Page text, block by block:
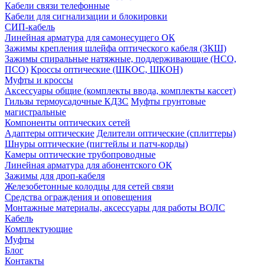
Кабели связи телефонные
Кабели для сигнализации и блокировки
СИП-кабель
Линейная арматура для самонесущего ОК
Зажимы крепления шлейфа оптического кабеля (ЗКШ)
Зажимы спиральные натяжные, поддерживающие (НСО,
ПСО) Кроссы оптические (ШКОС, ШКОН)
Муфты и кроссы
Аксессуары общие (комплекты ввода, комплекты кассет)
Гильзы термоусадочные КДЗС Муфты грунтовые
магистральные
Компоненты оптических сетей
Адаптеры оптические Делители оптические (сплиттеры)
Шнуры оптические (пигтейлы и патч-корды)
Камеры оптические трубопроводные
Линейная арматура для абонентского ОК
Зажимы для дроп-кабеля
Железобетонные колодцы для сетей связи
Средства ограждения и оповещения
Монтажные материалы, аксессуары для работы ВОЛС
Кабель
Комплектующие
Муфты
Блог
Контакты